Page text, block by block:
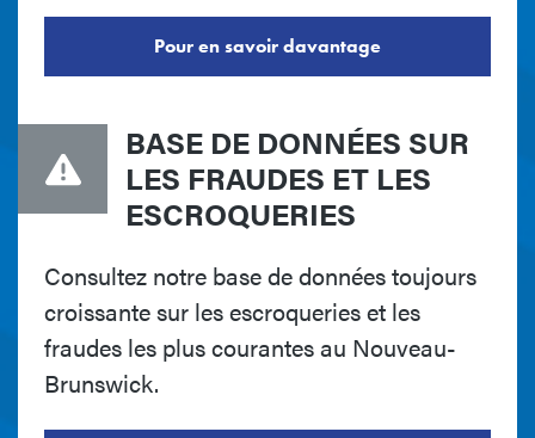
Pour en savoir davantage
BASE DE DONNÉES SUR
LES FRAUDES ET LES
ESCROQUERIES
Consultez notre base de données toujours
croissante sur les escroqueries et les
fraudes les plus courantes au Nouveau-
Brunswick.